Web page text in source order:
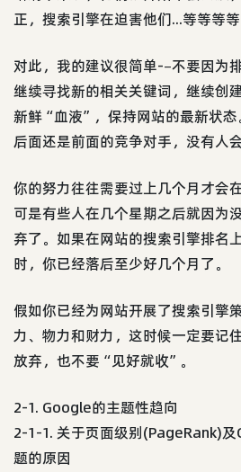
正，搜索引擎在迫害他们...等等等等
对此，我的建议很简单-–不要因为
继续寻找新的相关关键词，继续创
新鲜“血液”，保持网站的最新状
后面还是前面的竞争对手，没有人
你的努力往往需要过上几个月才会
可是有些人在几个星期之后就因为
弃了。如果在网站的搜索引擎排名
时，你已经落后至少好几个月了。
假如你已经为网站开展了搜索引擎
力、物力和财力，这时候一定要记
放弃，也不要“见好就收”。
2-1. Google的主题性趋向
2-1-1. 关于页面级别(PageRank)
题的原因